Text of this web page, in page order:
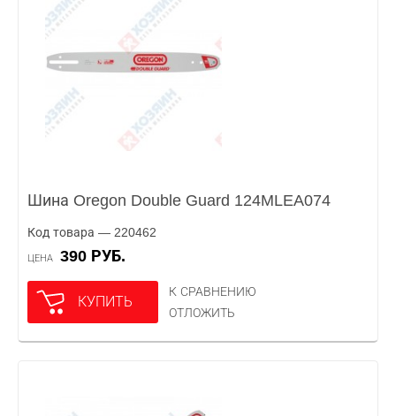
Шина Oregon Double Guard 124MLEA074
Код товара — 220462
ЦЕНА 390 РУБ.
КУПИТЬ
К СРАВНЕНИЮ
ОТЛОЖИТЬ